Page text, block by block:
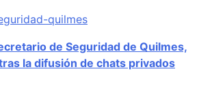
de Seguridad de Quilmes,
la difusión de chats privados